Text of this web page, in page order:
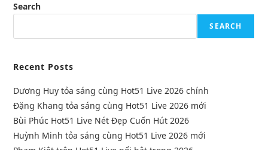
Search
SEARCH
Recent Posts
Dương Huy tỏa sáng cùng Hot51 Live 2026 chính
Đặng Khang tỏa sáng cùng Hot51 Live 2026 mới
Bùi Phúc Hot51 Live Nét Đẹp Cuốn Hút 2026
Huỳnh Minh tỏa sáng cùng Hot51 Live 2026 mới